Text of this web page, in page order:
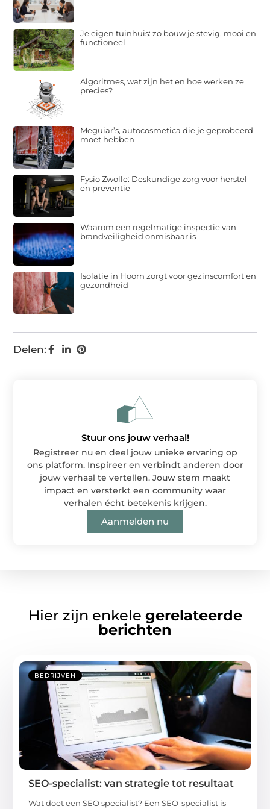
Delen:
Je eigen tuinhuis: zo bouw je stevig, mooi en
functioneel
Algoritmes, wat zijn het en hoe werken ze
precies?
Meguiar’s, autocosmetica die je geprobeerd
moet hebben
Fysio Zwolle: Deskundige zorg voor herstel
en preventie
Waarom een regelmatige inspectie van
brandveiligheid onmisbaar is
Isolatie in Hoorn zorgt voor gezinscomfort en
gezondheid
Stuur ons jouw verhaal!
Registreer nu en deel jouw unieke ervaring op
ons platform. Inspireer en verbindt anderen door
jouw verhaal te vertellen. Jouw stem maakt
impact en versterkt een community waar
verhalen écht betekenis krijgen.
Aanmelden nu
Hier zijn enkele gerelateerde
berichten
BEDRIJVEN
SEO-specialist: van strategie tot resultaat
Wat doet een SEO specialist? Een SEO-specialist is